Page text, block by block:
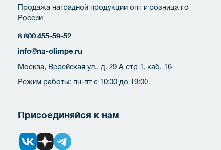
Продажа наградной продукции опт и розница по
России
8 800 455-59-52
info@na-olimpe.ru
Москва, Верейская ул., д. 29 А стр 1, каб. 16
Режим работы: пн-пт с 10:00 до 19:00
Присоединяйся к нам